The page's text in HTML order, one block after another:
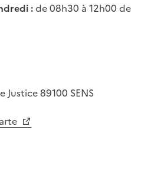
:de 08h30 à 12h00 de
Justice89100 SENS